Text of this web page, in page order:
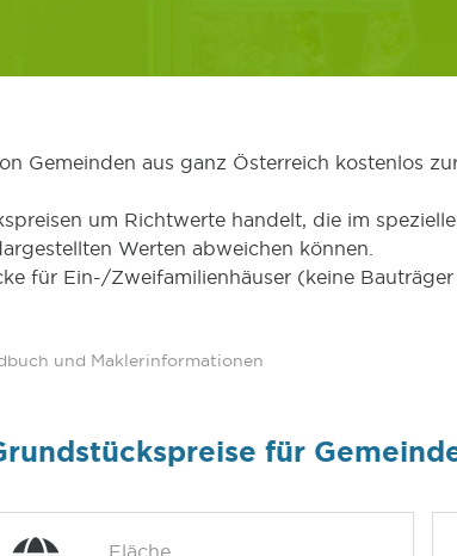
Gemeinden aus ganz Österreich kostenlos
um Richtwerte handelt, die im
Werten abweichen können.
für Ein-/Zweifamilienhäuser (keine
und Maklerinformationen
für
Fläche